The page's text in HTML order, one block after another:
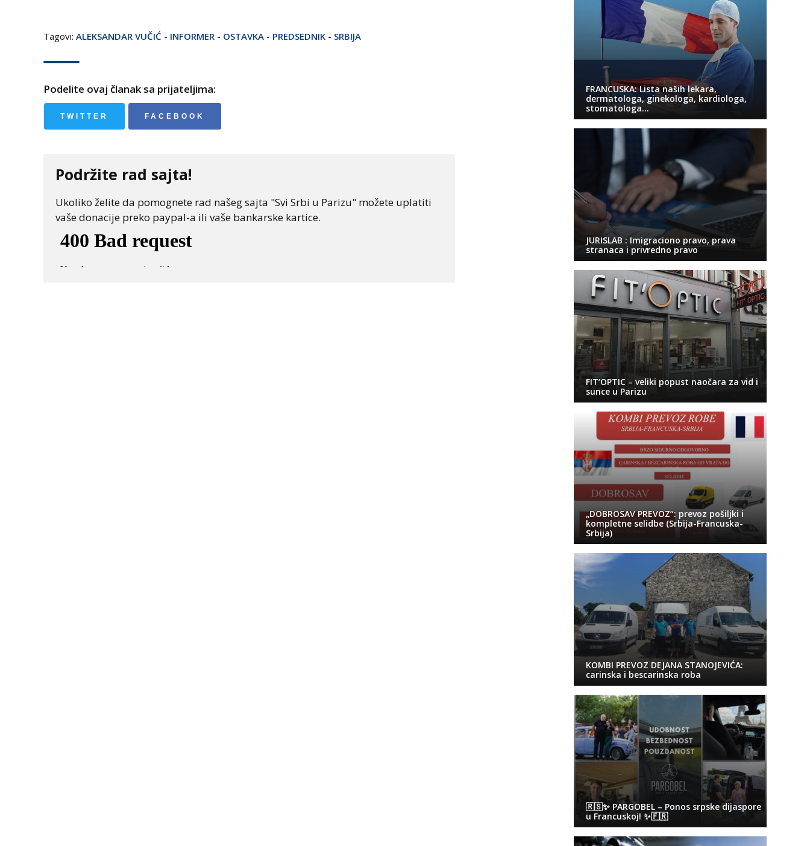
Tagovi: ALEKSANDAR VUČIĆ - INFORMER - OSTAVKA - PREDSEDNIK - SRBIJA
Podelite ovaj članak sa prijateljima:
TWITTER FACEBOOK
Podržite rad sajta!
Ukoliko želite da pomognete rad našeg sajta "Svi Srbi u Parizu" možete uplatiti
vaše donacije preko paypal-a ili vaše bankarske kartice.
FRANCUSKA: Lista naših lekara,
dermatologa, ginekologa, kardiologa,
stomatologa…
JURISLAB : Imigraciono pravo, prava
stranaca i privredno pravo
FIT’OPTIC – veliki popust naočara za vid i
sunce u Parizu
„DOBROSAV PREVOZ“: prevoz pošiljki i
kompletne selidbe (Srbija-Francuska-
Srbija)
KOMBI PREVOZ DEJANA STANOJEVIĆA:
carinska i bescarinska roba
🇷🇸✨ PARGOBEL – Ponos srpske dijaspore
u Francuskoj! ✨🇫🇷